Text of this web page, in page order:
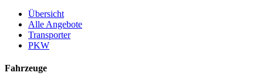
Übersicht
Alle Angebote
Transporter
PKW
Fahrzeuge